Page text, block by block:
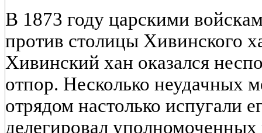
В 1873 году царскими
против столицы Хивинского
Хивинский хан оказался
отпор. Несколько неудачных
отрядом настолько испугали
делегировал